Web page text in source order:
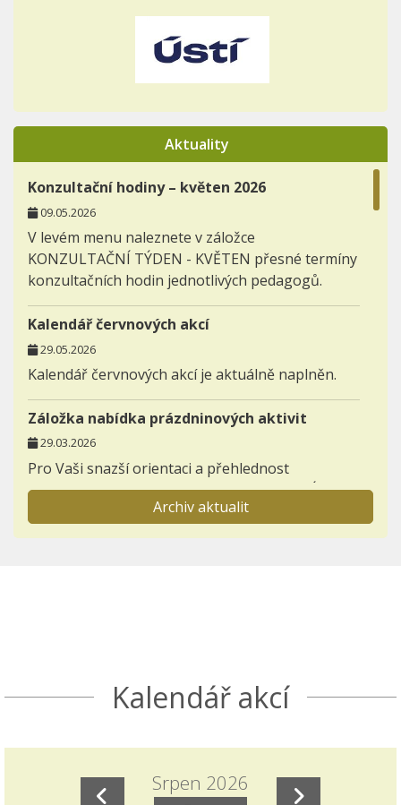
Aktuality
Konzultační hodiny – květen 2026
09.05.2026
V levém menu naleznete v záložce
KONZULTAČNÍ TÝDEN - KVĚTEN přesné termíny
konzultačních hodin jednotlivých pedagogů.
Kalendář červnových akcí
29.05.2026
Kalendář červnových akcí je aktuálně naplněn.
Záložka nabídka prázdninových aktivit
29.03.2026
Pro Vaši snazší orientaci a přehlednost
zakládáme novou záložku AKTIVITY - NABÍDKA
PRÁZDNINOVÝCH AKTIVIT.
Seznamte se s akcemi den otevřených dveří a
Škola nanečisto.
Termíny akcí aktuálně doplněných do ročního
Archiv aktualit
Kalendář akcí
Srpen 2026